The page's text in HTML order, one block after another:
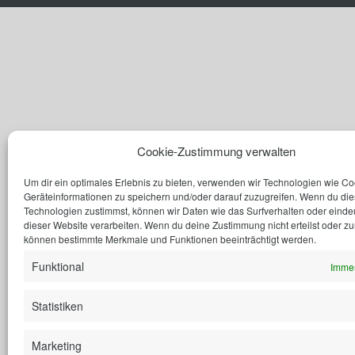
Cookie-Zustimmung verwalten
Um dir ein optimales Erlebnis zu bieten, verwenden wir Technologien wie
Geräteinformationen zu speichern und/oder darauf zuzugreifen. Wenn du
Technologien zustimmst, können wir Daten wie das Surfverhalten oder
dieser Website verarbeiten. Wenn du deine Zustimmung nicht erteilst oder
können bestimmte Merkmale und Funktionen beeinträchtigt werden.
Funktional
Statistiken
Marketing